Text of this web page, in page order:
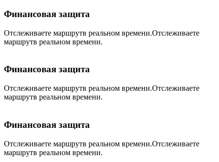
Финансовая защита
Отслеживаете маршрутв реальном времени.Отслеживаете
маршрутв реальном времени.
Финансовая защита
Отслеживаете маршрутв реальном времени.Отслеживаете
маршрутв реальном времени.
Финансовая защита
Отслеживаете маршрутв реальном времени.Отслеживаете
маршрутв реальном времени.